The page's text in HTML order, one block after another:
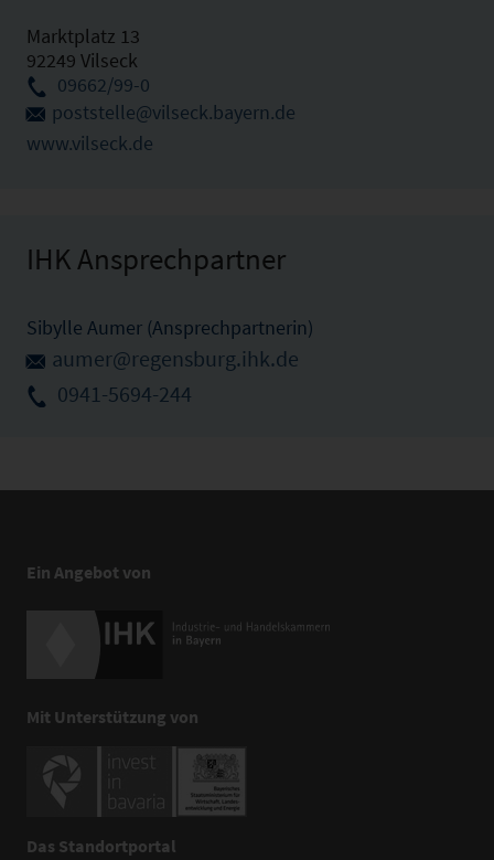
Marktplatz 13
92249 Vilseck
09662/99-0
poststelle@vilseck.bayern.de
www.vilseck.de
IHK Ansprechpartner
Sibylle Aumer (Ansprechpartnerin)
aumer@regensburg.ihk.de
0941-5694-244
Ein Angebot von
Mit Unterstützung von
Das Standortportal